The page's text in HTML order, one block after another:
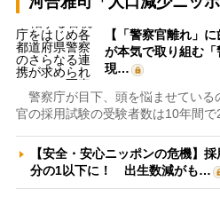
【「警察官離れ」
が本気で取り組む
現…
警察庁が目下、頭を悩ませている
官の採用試験の受験者数は10年間で
【安全・安心ニッポンの危機】
分の1以下に！ 出生数減がも…